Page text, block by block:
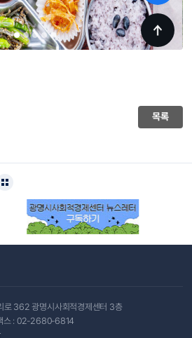
목록
로 362 광명시사회적경제센터 3층
스 : 02-2680-6814